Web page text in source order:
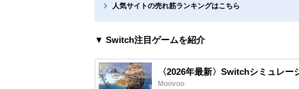
人気サイトの売れ筋ランキングはこちら
▼ Switch注目ゲームを紹介
〈2026年最新〉Switchシミュレ
Moovoo